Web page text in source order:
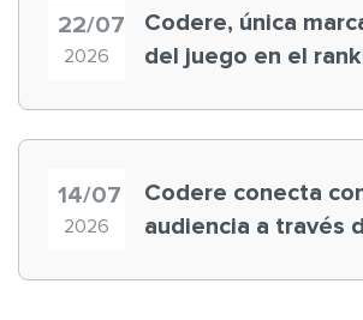
22/07
2026
Codere, única
del juego en el ranking
14/07
2026
Codere conecta
audiencia a través